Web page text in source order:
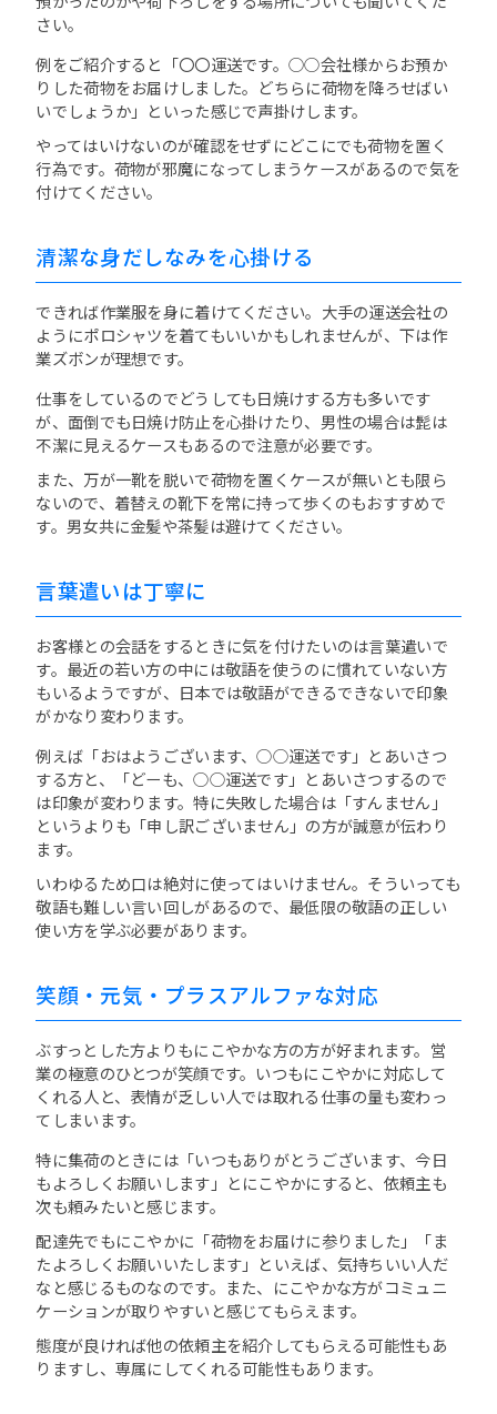
さい。
例をご紹介すると「〇〇運送です。○○会社様からお預か
りした荷物をお届けしました。どちらに荷物を降ろせばい
いでしょうか」といった感じで声掛けします。
やってはいけないのが確認をせずにどこにでも荷物を置く
行為です。荷物が邪魔になってしまうケースがあるので気を
付けてください。
清潔な身だしなみを心掛ける
できれば作業服を身に着けてください。大手の運送会社の
ようにポロシャツを着てもいいかもしれませんが、下は作
業ズボンが理想です。
仕事をしているのでどうしても日焼けする方も多いです
が、面倒でも日焼け防止を心掛けたり、男性の場合は髭は
不潔に見えるケースもあるので注意が必要です。
また、万が一靴を脱いで荷物を置くケースが無いとも限ら
ないので、着替えの靴下を常に持って歩くのもおすすめで
す。男女共に金髪や茶髪は避けてください。
言葉遣いは丁寧に
お客様との会話をするときに気を付けたいのは言葉遣いで
す。最近の若い方の中には敬語を使うのに慣れていない方
もいるようですが、日本では敬語ができるできないで印象
がかなり変わります。
例えば「おはようございます、○○運送です」とあいさつ
する方と、「どーも、○○運送です」とあいさつするので
は印象が変わります。特に失敗した場合は「すんません」
というよりも「申し訳ございません」の方が誠意が伝わり
ます。
いわゆるため口は絶対に使ってはいけません。そういっても
敬語も難しい言い回しがあるので、最低限の敬語の正しい
使い方を学ぶ必要があります。
笑顔・元気・プラスアルファな対応
ぶすっとした方よりもにこやかな方の方が好まれます。営
業の極意のひとつが笑顔です。いつもにこやかに対応して
くれる人と、表情が乏しい人では取れる仕事の量も変わっ
てしまいます。
特に集荷のときには「いつもありがとうございます、今日
もよろしくお願いします」とにこやかにすると、依頼主も
次も頼みたいと感じます。
配達先でもにこやかに「荷物をお届けに参りました」「ま
たよろしくお願いいたします」といえば、気持ちいい人だ
なと感じるものなのです。また、にこやかな方がコミュニ
ケーションが取りやすいと感じてもらえます。
態度が良ければ他の依頼主を紹介してもらえる可能性もあ
りますし、専属にしてくれる可能性もあります。